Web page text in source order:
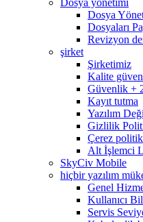
Dosya yönetimi
Dosya
Dosyaları
Revizyon
şirket
Şirketimiz
Kalite
Güvenlik +
Kayıt tutma
Yazılım
Gizlilik
Çerez
Alt İşlemci
SkyCiv Mobile
hiçbir yazılım
Genel
Kullanıcı
Servis